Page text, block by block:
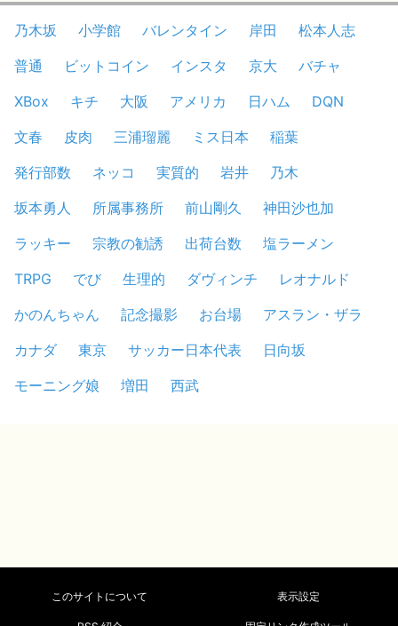
乃木坂 小学館 バレンタイン 岸田
松本人志
普通
ビットコイン インスタ 京大
バチャ
XBox
キチ 大阪 アメリカ 日ハム
DQN
文春
皮肉 三浦瑠麗 ミス日本
稲葉
発行部数
ネッコ 実質的 岩井
乃木
坂本勇人
所属事務所 前山剛久
神田沙也加
ラッキー
宗教の勧誘 出荷台数
塩ラーメン
TRPG
でび 生理的 ダヴィンチ
レオナルド
かのんちゃん
記念撮影 お台場
アスラン・ザラ
カナダ
東京 サッカー日本代表
日向坂
モーニング娘
増田 西武
このサイトについて 表示設定